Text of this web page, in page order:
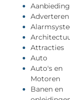
Adverteren
Attracties
Auto
Auto's en
Motoren
Banen en